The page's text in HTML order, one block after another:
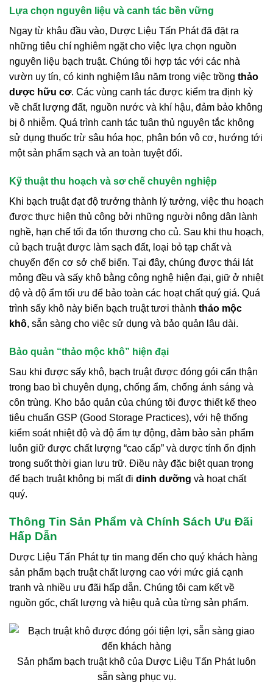
Lựa chọn nguyên liệu và canh tác bền vững
Ngay từ khâu đầu vào, Dược Liệu Tấn Phát đã đặt ra
những tiêu chí nghiêm ngặt cho việc lựa chọn nguồn
nguyên liệu bạch truật. Chúng tôi hợp tác với các nhà
vườn uy tín, có kinh nghiệm lâu năm trong việc trồng thảo
dược hữu cơ. Các vùng canh tác được kiểm tra định kỳ
về chất lượng đất, nguồn nước và khí hậu, đảm bảo không
bị ô nhiễm. Quá trình canh tác tuân thủ nguyên tắc không
sử dụng thuốc trừ sâu hóa học, phân bón vô cơ, hướng tới
một sản phẩm sạch và an toàn tuyệt đối.
Kỹ thuật thu hoạch và sơ chế chuyên nghiệp
Khi bạch truật đạt độ trưởng thành lý tưởng, việc thu hoạch
được thực hiện thủ công bởi những người nông dân lành
nghề, hạn chế tối đa tổn thương cho củ. Sau khi thu hoạch,
củ bạch truật được làm sạch đất, loại bỏ tạp chất và
chuyển đến cơ sở chế biến. Tại đây, chúng được thái lát
mỏng đều và sấy khô bằng công nghệ hiện đại, giữ ở nhiệt
độ và độ ẩm tối ưu để bảo toàn các hoạt chất quý giá. Quá
trình sấy khô này biến bạch truật tươi thành thảo mộc
khô, sẵn sàng cho việc sử dụng và bảo quản lâu dài.
Bảo quản “thảo mộc khô” hiện đại
Sau khi được sấy khô, bạch truật được đóng gói cẩn thận
trong bao bì chuyên dụng, chống ẩm, chống ánh sáng và
côn trùng. Kho bảo quản của chúng tôi được thiết kế theo
tiêu chuẩn GSP (Good Storage Practices), với hệ thống
kiểm soát nhiệt độ và độ ẩm tự động, đảm bảo sản phẩm
luôn giữ được chất lượng “cao cấp” và dược tính ổn định
trong suốt thời gian lưu trữ. Điều này đặc biệt quan trọng
để bạch truật không bị mất đi dinh dưỡng và hoạt chất
quý.
Thông Tin Sản Phẩm và Chính Sách Ưu Đãi
Hấp Dẫn
Dược Liệu Tấn Phát tự tin mang đến cho quý khách hàng
sản phẩm bạch truật chất lượng cao với mức giá cạnh
tranh và nhiều ưu đãi hấp dẫn. Chúng tôi cam kết về
nguồn gốc, chất lượng và hiệu quả của từng sản phẩm.
Sản phẩm bạch truật khô của Dược Liệu Tấn Phát luôn
sẵn sàng phục vụ.